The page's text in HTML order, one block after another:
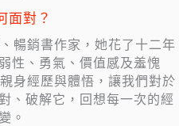
面對？
暢銷書作家，她花了十二年
性、勇氣、價值感及羞愧
身經歷與體悟，讓我們對於
、破解它，回想每一次的經
。